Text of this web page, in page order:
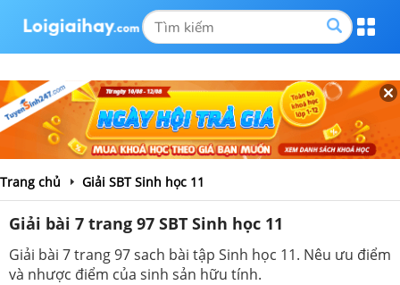
Trang chủ Giải SBT Sinh học 11
Giải bài 7 trang 97 SBT Sinh học 11
Giải bài 7 trang 97 sach bài tập Sinh học 11. Nêu ưu điểm
và nhược điểm của sinh sản hữu tính.